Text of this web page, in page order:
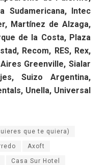
Sudamericana, Intec
Martínez de Alzaga,
de la Costa, Plaza
Recom, RES, Rex,
Greenville, Sialar
Suizo Argentina,
Unella, Universal
que te quiera)
Axoft
Casa Sur Hotel